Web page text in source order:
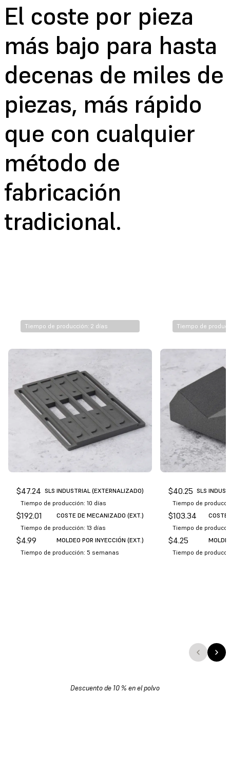
El coste por pieza
más bajo para hasta
decenas de miles de
piezas, más rápido
que con cualquier
método de
fabricación
tradicional.
Tiempo de producción: 2 días
$47.24 SLS INDUSTRIAL (EXTERNALIZADO)
Tiempo de producción: 10 días
$192.01
COSTE DE MECANIZADO (EXT.)
Tiempo de producción: 13 días
$4.99
MOLDEO POR INYECCIÓN (EXT.)
Tiempo de producción: 5 semanas
Tiempo de
$40.25 SLS
Tiempo de
$103.34
COSTE
Tiempo de
$4.25
Tiempo de
Descuento de 10 % en el polvo